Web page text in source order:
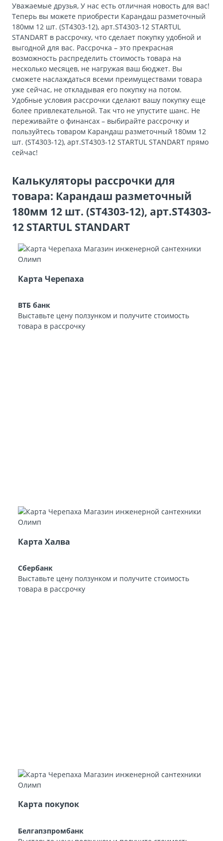
Уважаемые друзья, У нас есть отличная новость для вас!
Теперь вы можете приобрести Карандаш разметочный
180мм 12 шт. (ST4303-12), арт.ST4303-12 STARTUL
STANDART в рассрочку, что сделает покупку удобной и
выгодной для вас. Рассрочка – это прекрасная
возможность распределить стоимость товара на
несколько месяцев, не нагружая ваш бюджет. Вы
сможете наслаждаться всеми преимуществами товара
уже сейчас, не откладывая его покупку на потом.
Удобные условия рассрочки сделают вашу покупку еще
более привлекательной. Так что не упустите шанс. Не
переживайте о финансах – выбирайте рассрочку и
пользуйтесь товаром Карандаш разметочный 180мм 12
шт. (ST4303-12), арт.ST4303-12 STARTUL STANDART прямо
сейчас!
Калькуляторы рассрочки для
товара: Карандаш разметочный
180мм 12 шт. (ST4303-12), арт.ST4303-
12 STARTUL STANDART
Карта Черепаха
ВТБ банк
Выставьте цену ползунком и получите стоимость
товара в рассрочку
Карта Халва
Сбербанк
Выставьте цену ползунком и получите стоимость
товара в рассрочку
Карта покупок
Белгапзпромбанк